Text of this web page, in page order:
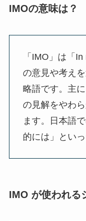
IMOの意味は？
「IMO」は「
の意見や考え
略語です。主
の見解をやわ
ます。日本語
的には」とい
IMO が使われる